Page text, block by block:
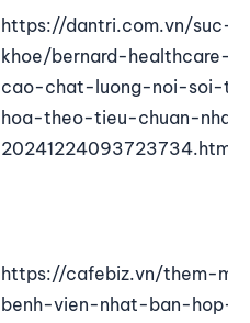
https://dantri.com.vn/suc-
khoe/bernard-healthcare-
cao-chat-luong-noi-soi-
hoa-theo-tieu-chuan-nhat-
20241224093723734.htm
https://cafebiz.vn/them-
benh-vien-nhat-ban-hop-